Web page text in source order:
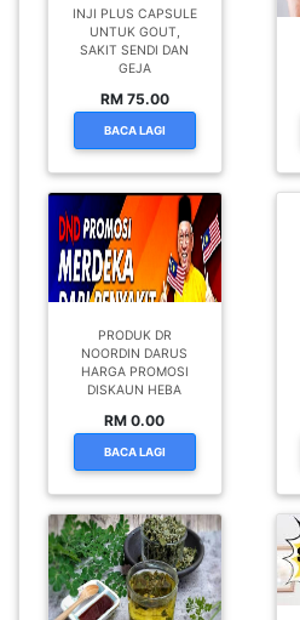
INJI PLUS CAPSULE
UNTUK GOUT,
SAKIT SENDI DAN
GEJA
RM 75.00
BACA LAGI
PRODUK DR
NOORDIN DARUS
HARGA PROMOSI
DISKAUN HEBA
RM 0.00
BACA LAGI